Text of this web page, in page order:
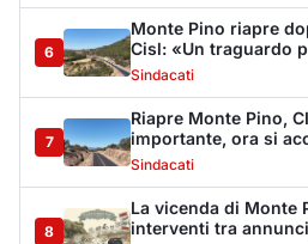
10
Sabbia e oltre un
sequestri
Cronaca
11
Olbia, via Fiume: "Il
sostituire i controlli"
Cronaca
12
Dopo l'ordinanza: da
al sindaco: "La deve